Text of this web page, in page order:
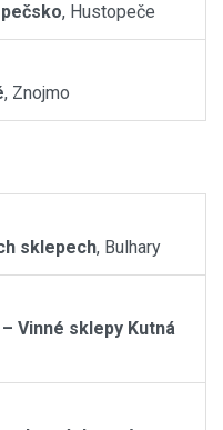
, Hustopeče
, Znojmo
sklepech, Bulhary
Vinné sklepy Kutná